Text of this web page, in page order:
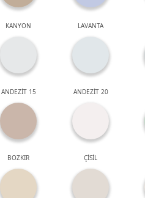
KANYON LAVANTA
ANDEZİT 15 ANDEZİT 20
BOZKIR ÇİSİL